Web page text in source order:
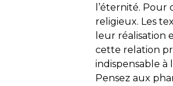
l’éternité.
religieux. Les
leur réalisation
cette relation
indispensable à
Pensez aux